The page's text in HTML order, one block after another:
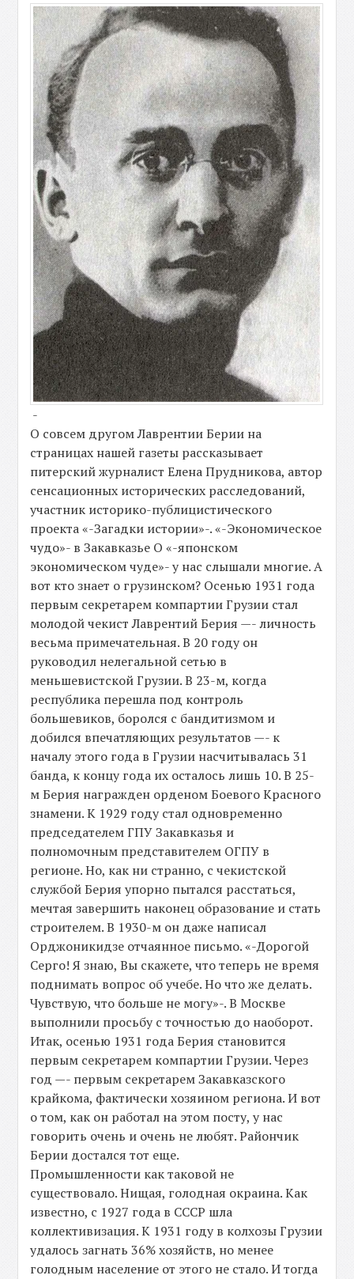
-
О совсем другом Лаврентии Берии на
страницах нашей газеты рассказывает
питерский журналист Елена Прудникова, автор
сенсационных исторических расследований,
участник историко-публицистического
проекта «-Загадки истории»-. «-Экономическое
чудо»- в Закавказье О «-японском
экономическом чуде»- у нас слышали многие. А
вот кто знает о грузинском? Осенью 1931 года
первым секретарем компартии Грузии стал
молодой чекист Лаврентий Берия —- личность
весьма примечательная. В 20 году он
руководил нелегальной сетью в
меньшевистской Грузии. В 23-м, когда
республика перешла под контроль
большевиков, боролся с бандитизмом и
добился впечатляющих результатов —- к
началу этого года в Грузии насчитывалась 31
банда, к концу года их осталось лишь 10. В 25-
м Берия награжден орденом Боевого Красного
знамени. К 1929 году стал одновременно
председателем ГПУ Закавказья и
полномочным представителем ОГПУ в
регионе. Но, как ни странно, с чекистской
службой Берия упорно пытался расстаться,
мечтая завершить наконец образование и стать
строителем. В 1930-м он даже написал
Орджоникидзе отчаянное письмо. «-Дорогой
Серго! Я знаю, Вы скажете, что теперь не время
поднимать вопрос об учебе. Но что же делать.
Чувствую, что больше не могу»-. В Москве
выполнили просьбу с точностью до наоборот.
Итак, осенью 1931 года Берия становится
первым секретарем компартии Грузии. Через
год —- первым секретарем Закавказского
крайкома, фактически хозяином региона. И вот
о том, как он работал на этом посту, у нас
говорить очень и очень не любят. Райончик
Берии достался тот еще.
Промышленности как таковой не
существовало. Нищая, голодная окраина. Как
известно, с 1927 года в СССР шла
коллективизация. К 1931 году в колхозы Грузии
удалось загнать 36% хозяйств, но менее
голодным население от этого не стало. И тогда